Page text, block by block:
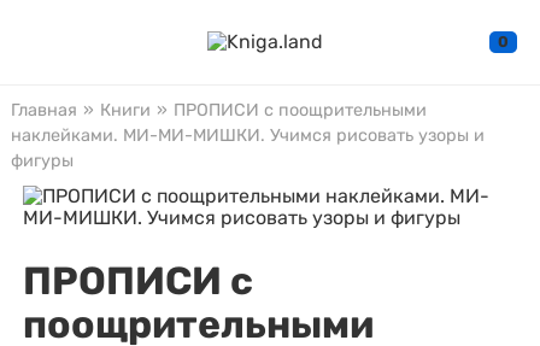
0
Главная » Книги » ПРОПИСИ с поощрительными
наклейками. МИ-МИ-МИШКИ. Учимся рисовать узоры и
фигуры
ПРОПИСИ с
поощрительными